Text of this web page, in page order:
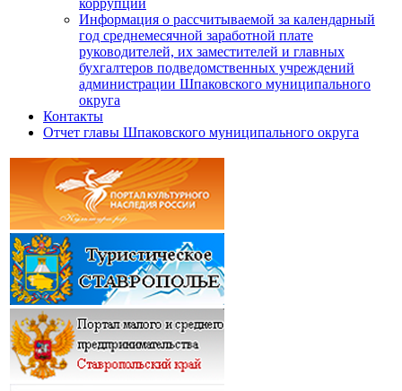
коррупции
Информация о рассчитываемой за календарный
год среднемесячной заработной плате
руководителей, их заместителей и главных
бухгалтеров подведомственных учреждений
администрации Шпаковского муниципального
округа
Контакты
Отчет главы Шпаковского муниципального округа